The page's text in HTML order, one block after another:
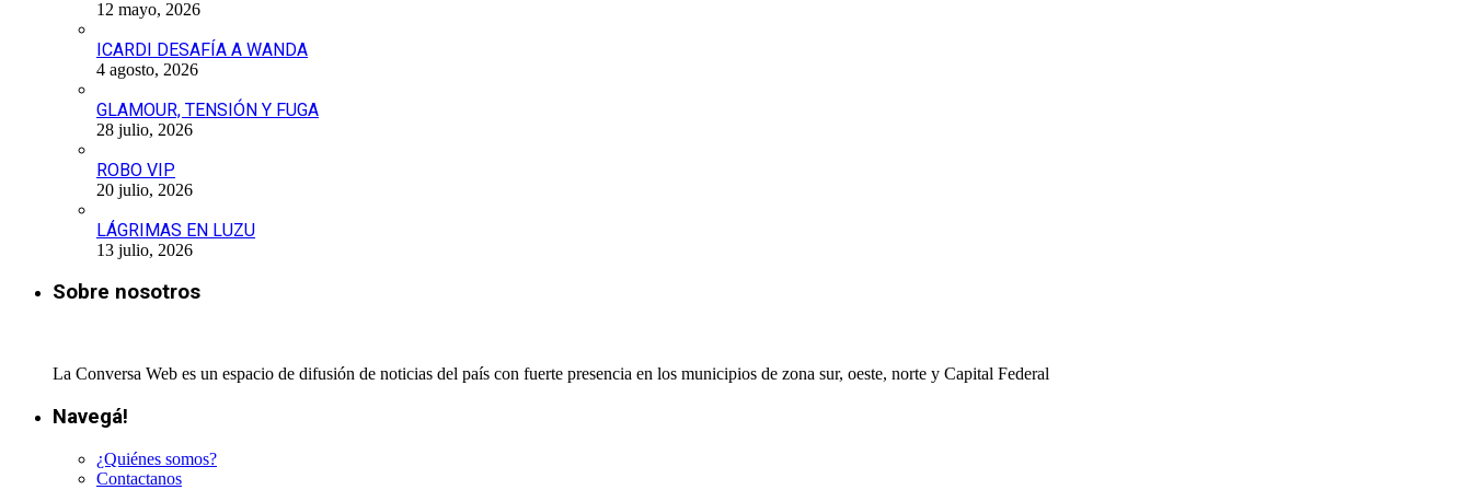
12 mayo, 2026
ICARDI DESAFÍA A WANDA
4 agosto, 2026
GLAMOUR, TENSIÓN Y FUGA
28 julio, 2026
ROBO VIP
20 julio, 2026
LÁGRIMAS EN LUZU
13 julio, 2026
Sobre nosotros
La Conversa Web es un espacio de difusión de noticias del país con fuerte presencia en los municipios de zona sur, oeste, norte y Capital Federal
Navegá!
¿Quiénes somos?
Contactanos